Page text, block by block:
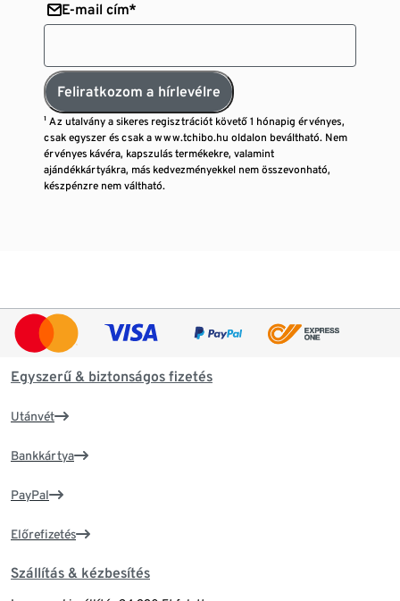
E-mail cím*
Feliratkozom a hírlevélre
¹ Az utalvány a sikeres regisztrációt követő 1 hónapig érvényes,
csak egyszer és csak a www.tchibo.hu oldalon beváltható. Nem
érvényes kávéra, kapszulás termékekre, valamint
ajándékkártyákra, más kedvezményekkel nem összevonható,
készpénzre nem váltható.
Egyszerű & biztonságos fizetés
Utánvét
Bankkártya
PayPal
Előrefizetés
Szállítás & kézbesítés